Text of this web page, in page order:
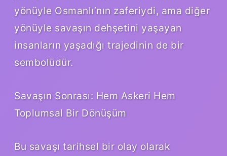
yönüyle Osmanlı’nın zaferiydi, ama diğer
yönüyle savaşın dehşetini yaşayan
insanların yaşadığı trajedinin de bir
sembolüdür.
Savaşın Sonrası: Hem Askeri Hem
Toplumsal Bir Dönüşüm
Bu savaşı tarihsel bir olay olarak